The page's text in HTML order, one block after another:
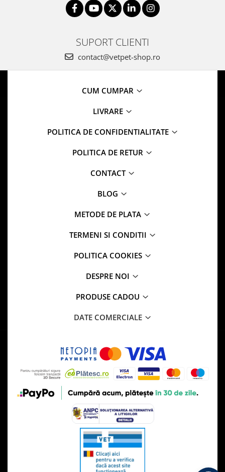
SUPORT CLIENTI
contact@vetpet-shop.ro
CUM CUMPAR
LIVRARE
POLITICA DE CONFIDENTIALITATE
POLITICA DE RETUR
CONTACT
BLOG
METODE DE PLATA
TERMENI SI CONDITII
POLITICA COOKIES
DESPRE NOI
PRODUSE CADOU
DATE COMERCIALE